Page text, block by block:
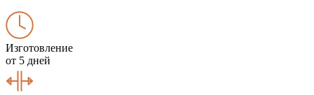
Изготовление
от 5 дней